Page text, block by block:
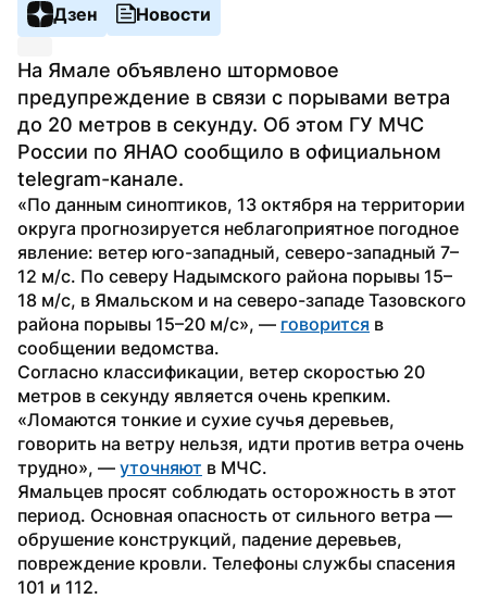
Дзен
Новости
На Ямале объявлено штормовое
предупреждение в связи с порывами ветра
до 20 метров в секунду. Об этом ГУ МЧС
России по ЯНАО сообщило в официальном
telegram-канале.
«По данным синоптиков, 13 октября на территории
округа прогнозируется неблагоприятное погодное
явление: ️ветер юго-западный, северо-западный 7–
12 м/с. По северу Надымского района порывы 15–
18 м/с, в Ямальском и на северо-западе Тазовского
района порывы 15–20 м/с», — говорится в
сообщении ведомства.
Согласно классификации, ветер скоростью 20
метров в секунду является очень крепким.
«Ломаются тонкие и сухие сучья деревьев,
говорить на ветру нельзя, идти против ветра очень
трудно», — уточняют в МЧС.
Ямальцев просят соблюдать осторожность в этот
период. Основная опасность от сильного ветра —
обрушение конструкций, падение деревьев,
повреждение кровли. Телефоны службы спасения
101 и 112.